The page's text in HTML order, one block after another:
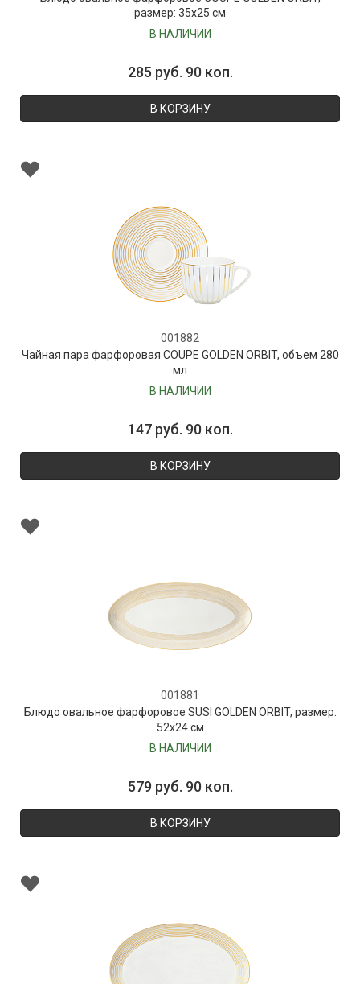
размер: 35х25 см
В НАЛИЧИИ
285 руб. 90 коп.
В КОРЗИНУ
001882
Чайная пара фарфоровая COUPE GOLDEN ORBIT, объем 280
мл
В НАЛИЧИИ
147 руб. 90 коп.
В КОРЗИНУ
001881
Блюдо овальное фарфоровое SUSI GOLDEN ORBIT, размер:
52х24 см
В НАЛИЧИИ
579 руб. 90 коп.
В КОРЗИНУ